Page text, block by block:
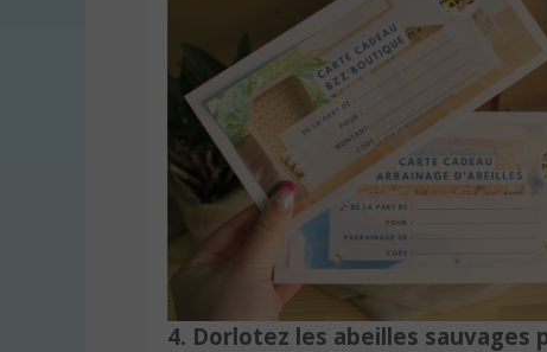
4. Dorlotez les abeilles sauvages